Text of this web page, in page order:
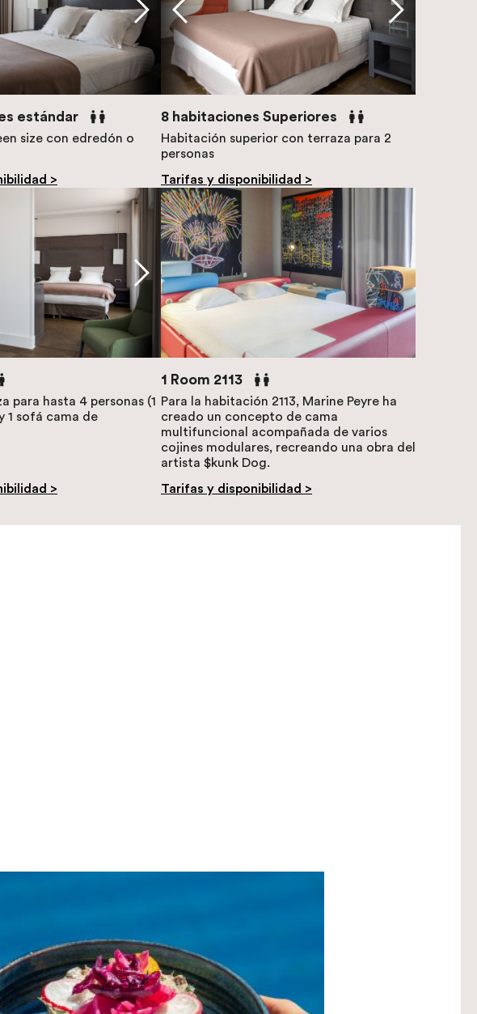
estándar
size con edredón o
>
8 habitaciones Superiores
Habitación superior con terraza para 2
personas
Tarifas y disponibilidad >
para hasta 4 personas (1
1 sofá cama de
>
1 Room 2113
Para la habitación 2113, Marine Peyre ha
creado un concepto de cama
multifuncional acompañada de varios
cojines modulares, recreando una obra del
artista $kunk Dog.
Tarifas y disponibilidad >